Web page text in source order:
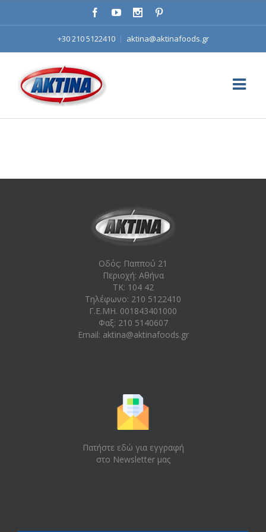
+30 210 5122410 | aktina@aktinafoods.gr
Οδός: Παππού 21
Περιοχή: Aθήνα
ΤΚ: 104 42
Τηλέφωνο: 210 5122410
Γ.Ε.ΜΗ. 001843401000
Φαξ: 210 5140607
Email: aktina@aktinafoods.gr
Πατήστε εδώ για εγγραφή
στο Newsletter μας